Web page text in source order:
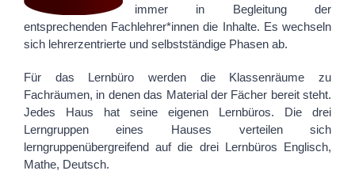
immer in Begleitung der
entsprechenden Fachlehrer*innen die Inhalte. Es wechseln
sich lehrerzentrierte und selbstständige Phasen ab.
Für das Lernbüro werden die Klassenräume zu
Fachräumen, in denen das Material der Fächer bereit steht.
Jedes Haus hat seine eigenen Lernbüros. Die drei
Lerngruppen eines Hauses verteilen sich
lerngruppenübergreifend auf die drei Lernbüros Englisch,
Mathe, Deutsch.